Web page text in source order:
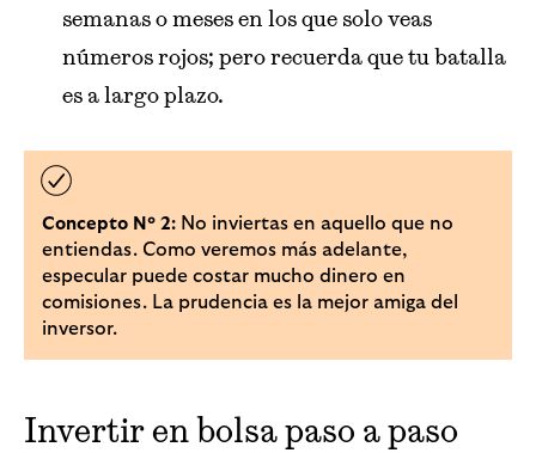
semanas o meses en los que solo veas
números rojos; pero recuerda que tu batalla
es a largo plazo.
Concepto Nº 2: No inviertas en aquello que no
entiendas. Como veremos más adelante,
especular puede costar mucho dinero en
comisiones. La prudencia es la mejor amiga del
inversor.
Invertir en bolsa paso a paso